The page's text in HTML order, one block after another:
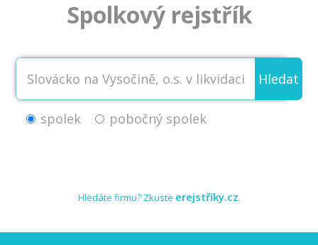
Spolkový rejstřík
Hledat
spolek pobočný spolek
Hledáte firmu? Zkuste erejstříky.cz.